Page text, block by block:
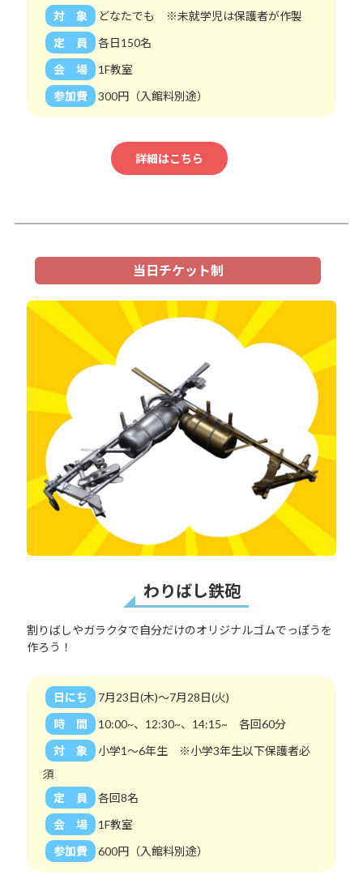
対 象
どなたでも ※未就学児は保護者が作製
定 員
各日150名
会 場
1F教室
参加費
300円（入館料別途）
詳細はこちら
当日チケット制
わりばし鉄砲
割りばしやガラクタで自分だけのオリジナルゴムでっぽうを
作ろう！
日にち
7月23日(木)～7月28日(火)
時 間
10:00~、12:30~、14:15~ 各回60分
対 象
小学1～6年生 ※小学3年生以下保護者必
須
定 員
各回8名
会 場
1F教室
参加費
600円（入館料別途）